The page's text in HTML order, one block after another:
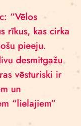
“Vēlos
rīkus, kas cirka
pieeju.
desmitgažu
vēsturiski ir
un
“lielajiem”